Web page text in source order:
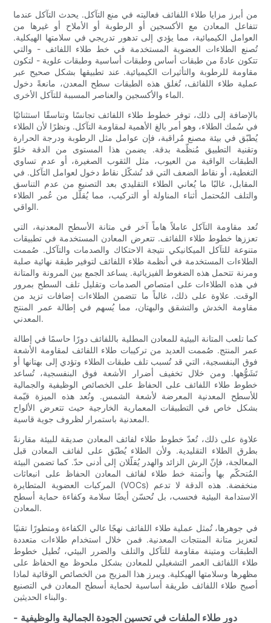
من أبرز مزايا طلاء اللفائف فعاليته في منع التآكل. يحدث التآكل عندما
تتفاعل المعادن مع الأكسجين أو الرطوبة أو الأملاح أو غيرها من
العوامل الكيميائية، مما يؤدي إلى تدهور تدريجي في سلامتها الهيكلية.
تُصنع الطلاءات العضوية المستخدمة في خط طلاء اللفائف - والتي
تتكون عادةً من طبقات أساس وطبقات أساسية وطبقات علوية - لتكون
مقاومة للرطوبة والتأثيرات الكيميائية. عند تطبيقها بشكل صحيح عبر
عملية طلاء اللفائف، تُغلق هذه الطبقات سطح المعدن، مانعةً دخول
الماء والأكسجين والعناصر المسببة للتآكل الأخرى.
بالإضافة إلى ذلك، توفر خطوط طلاء اللفائف تجانسًا وتناسقًا استثنائيًا
في سُمك الطلاء، وهو أمر بالغ الأهمية لمقاومة التآكل. ونظرًا لأن الطلاء
يُطبّق في بيئة مصنع مُراقبة، فإن عوامل مثل الرطوبة ودرجة الحرارة
وتقنية التطبيق مُنظّمة بدقة. يضمن هذا المستوى من الدقة خلوّ
الطبقات الواقية من العيوب، مثل الثقوب الصغيرة، أو عدم تساوي
التغطية، أو نقاط الضعف التي قد تُشكّل نقاط دخول لعوامل التآكل. في
المقابل، غالبًا ما يُعاني الطلاء التقليدي بعد التصنيع من عدم التناسق
والتلف المُحتمل أثناء المناولة أو التركيب، مما يُقلّل من عُمر الطلاء
الواقي.
تُعد مقاومة التآكل عاملاً هاماً آخر في متانة الأسطح المعدنية، التي
تعززها خطوط طلاء اللفائف. تتعرض المعادن المستخدمة في تطبيقات
متنوعة للتآكل الميكانيكي نتيجة الاحتكاك والصدمات والتآكل. صُممت
الطلاءات المستخدمة في أنظمة طلاء اللفائف لتوفير طبقة نهائية صلبة
ومرنة تتحمل هذه الضغوط الفيزيائية. يساعد الجمع بين المرونة والمتانة
في هذه الطلاءات على امتصاص الصدمات وتقليل تلف السطح بمرور
الوقت. علاوة على ذلك، غالباً ما تتضمن الطلاءات إضافات تزيد من
مقاومة الخدش والتشقق والبهتان، مما يُسهم في إطالة عمر المنتج
المعدني.
كما تلعب المتانة البيئية للمعادن المطلية باللفائف دورًا حاسمًا في إطالة
عمر المنتج. صُممت العديد من تركيبات طلاء اللفائف لمقاومة الأشعة
فوق البنفسجية، التي قد تُسبب تلف طبقات الطلاء وتؤدي إلى بهتانها أو
تَشَوُّهها. ومن خلال تخفيف أضرار الأشعة فوق البنفسجية، تُساعد
خطوط طلاء اللفائف على الحفاظ على الخصائص الوظيفية والجمالية
للأسطح المعدنية المعرضة لأشعة الشمس. وتُعد هذه الميزة قيّمة
بشكل خاص في التطبيقات المعمارية الخارجية حيث تتعرض الألواح
المعدنية باستمرار لظروف جوية قاسية.
علاوة على ذلك، تُعدّ خطوط طلاء لفائف المعادن صديقة للبيئة مقارنةً
بطرق الطلاء التقليدية. ولأن الطلاء يُطبّق على لفائف المعادن قبل
المعالجة، فإنّ الرش الزائد والهدر يُقلّلان إلى أدنى حدّ. كما تضمن البيئة
المُتحكّم بها وأتمتة خط طلاء لفائف المعادن الحفاظ على انبعاثات
المركبات العضوية المتطايرة (VOCs) منخفضة. هذه الدقة لا تدعم
الاستدامة البيئية فحسب، بل تُحسّن أيضًا سلامة وكفاءة حماية أسطح
المعادن.
في جوهرها، تُمثل عملية طلاء اللفائف نهجًا عالي الكفاءة ومتطورًا تقنيًا
لتعزيز متانة المنتجات المعدنية. فمن خلال استخدام طلاءات متعددة
الطبقات ومتينة مقاومة للتآكل والتلف والضرر البيئي، تُطيل خطوط
طلاء اللفائف العمر التشغيلي للمعادن بشكل ملحوظ مع الحفاظ على
مظهرها وسلامتها الهيكلية. ويبرز هذا المزيج من الخصائص الوقائية لماذا
أصبح طلاء اللفائف طريقة أساسية لحماية أسطح المعادن في التصنيع
والبناء الحديثين.
- دور طلاء الملفات في تحسين الجودة الجمالية والوظيفية